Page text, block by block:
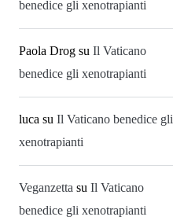
benedice gli xenotrapianti
Paola Drog suIl Vaticano
benedice gli xenotrapianti
luca suIl Vaticano benedice gli
xenotrapianti
Veganzetta suIl Vaticano
benedice gli xenotrapianti